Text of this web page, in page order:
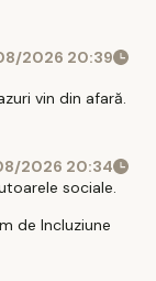
2026 20:39
vin din afară.
2026 20:34
sociale.
de Incluziune